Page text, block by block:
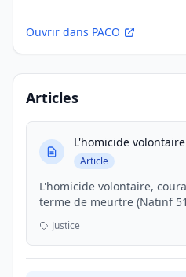
Ouvrir dans PACO
Articles
L'homicide
Article
L'homicide volontaire,
terme de meurtre (Natinf
volontairement la mort à
physique, cette infraction
réclusion criminelle,
Justice